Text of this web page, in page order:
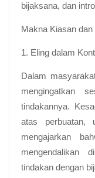
bijaksana, dan
Makna Kiasan
1. Eling dalam
Dalam
mengingatkan
tindakannya.
atas perbuatan,
mengajarkan
mengendalikan
tindakan dengan